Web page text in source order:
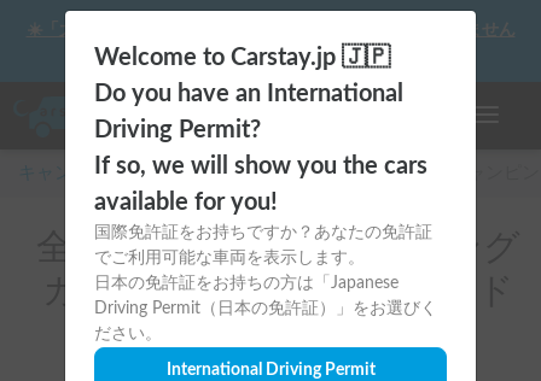
Welcome to Carstay.jp 🇯🇵
Do you have an International
Driving Permit?
If so, we will show you the cars
available for you!
国際免許証をお持ちですか？あなたの免許証
でご利用可能な車両を表示します。
日本の免許証をお持ちの方は「Japanese
Driving Permit（日本の免許証）」をお選びく
ださい。
International Driving Permit
☀️「大曲の花火」をキャンピングカーで最高の思い出にしません
か？
キャンピングカー・車中泊スポット予約はCarstay
全国のレンタルキャンピング
カー(カーテン/サンシェード